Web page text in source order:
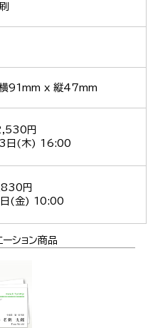
:横91mm x 縦47mm
円
日(木) 16:00
円
(金) 10:00
ション商品